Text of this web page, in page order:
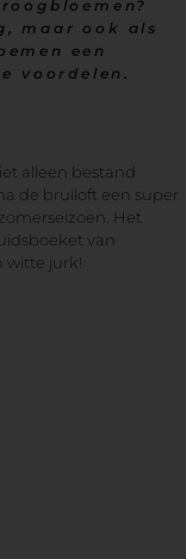
maar ook als
een
voordelen.
alleen bestand
de bruiloft een super
Het
van
witte jurk!